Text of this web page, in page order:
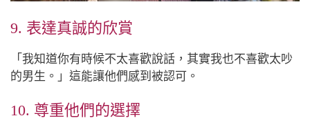
9. 表達真誠的欣賞
「我知道你有時候不太喜歡說話，其實我也不喜歡太吵
的男生。」這能讓他們感到被認可。
10. 尊重他們的選擇